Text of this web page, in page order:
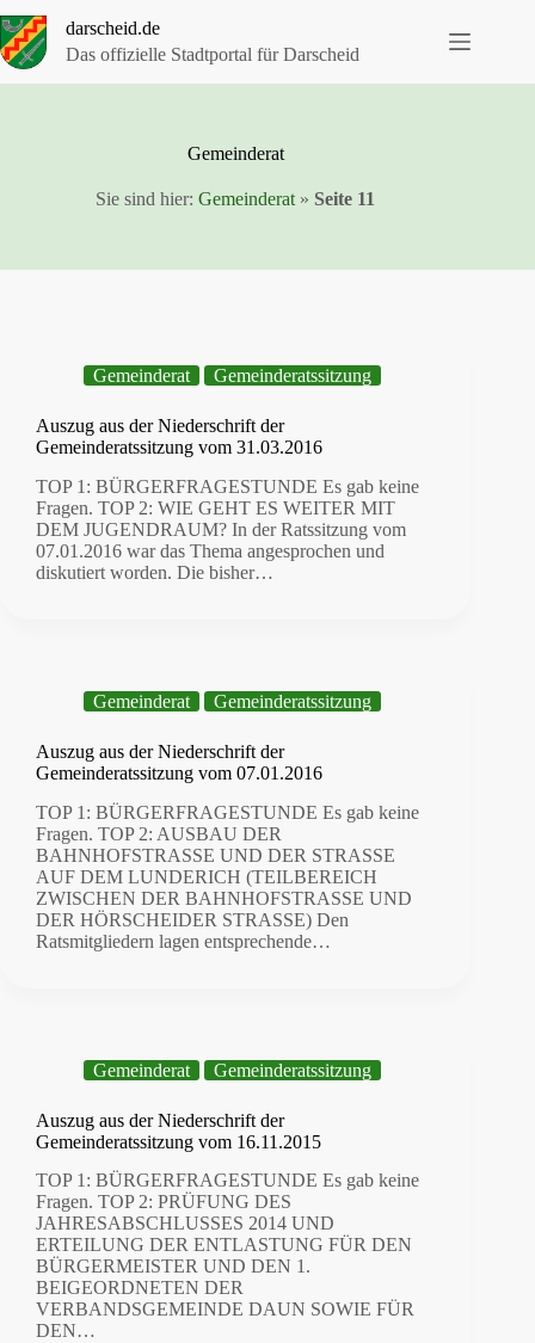
Inhalt
springen
darscheid.de
Das offizielle Stadtportal für Darscheid
Gemeinderat
Sie sind hier:Gemeinderat » Seite 11
Gemeinderat Gemeinderatssitzung
Auszug aus der Niederschrift der
Gemeinderatssitzung vom 31.03.2016
TOP 1: BÜRGERFRAGESTUNDE Es gab keine
Fragen. TOP 2: WIE GEHT ES WEITER MIT
DEM JUGENDRAUM? In der Ratssitzung vom
07.01.2016 war das Thema angesprochen und
diskutiert worden. Die bisher…
Gemeinderat Gemeinderatssitzung
Auszug aus der Niederschrift der
Gemeinderatssitzung vom 07.01.2016
TOP 1: BÜRGERFRAGESTUNDE Es gab keine
Fragen. TOP 2: AUSBAU DER
BAHNHOFSTRASSE UND DER STRASSE
AUF DEM LUNDERICH (TEILBEREICH
ZWISCHEN DER BAHNHOFSTRASSE UND
DER HÖRSCHEIDER STRASSE) Den
Ratsmitgliedern lagen entsprechende…
Gemeinderat Gemeinderatssitzung
Auszug aus der Niederschrift der
Gemeinderatssitzung vom 16.11.2015
TOP 1: BÜRGERFRAGESTUNDE Es gab keine
Fragen. TOP 2: PRÜFUNG DES
JAHRESABSCHLUSSES 2014 UND
ERTEILUNG DER ENTLASTUNG FÜR DEN
BÜRGERMEISTER UND DEN 1.
BEIGEORDNETEN DER
VERBANDSGEMEINDE DAUN SOWIE FÜR
DEN…